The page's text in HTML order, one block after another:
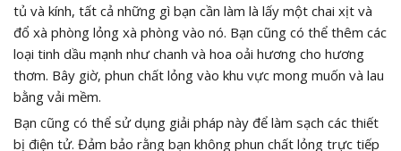
tủ và kính, tất cả những gì bạn cần làm là lấy một chai xịt và
đổ xà phòng lỏng xà phòng vào nó. Bạn cũng có thể thêm các
loại tinh dầu mạnh như chanh và hoa oải hương cho hương
thơm. Bây giờ, phun chất lỏng vào khu vực mong muốn và lau
bằng vải mềm.
Bạn cũng có thể sử dụng giải pháp này để làm sạch các thiết
bị điện tử. Đảm bảo rằng bạn không phun chất lỏng trực tiếp